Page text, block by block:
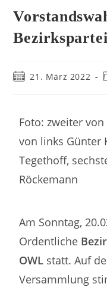
21. März 2022
Foto: zweiter
von links Günter
Tegethoff,
Röckemann
Am Sonntag,
Ordentliche
OWL statt. Auf
Versammlung